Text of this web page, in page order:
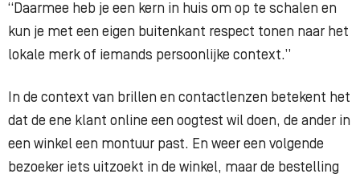
“Daarmee heb je een kern in huis om op te schalen en
kun je met een eigen buitenkant respect tonen naar het
lokale merk of iemands persoonlijke context.”
In de context van brillen en contactlenzen betekent het
dat de ene klant online een oogtest wil doen, de ander in
een winkel een montuur past. En weer een volgende
bezoeker iets uitzoekt in de winkel, maar de bestelling